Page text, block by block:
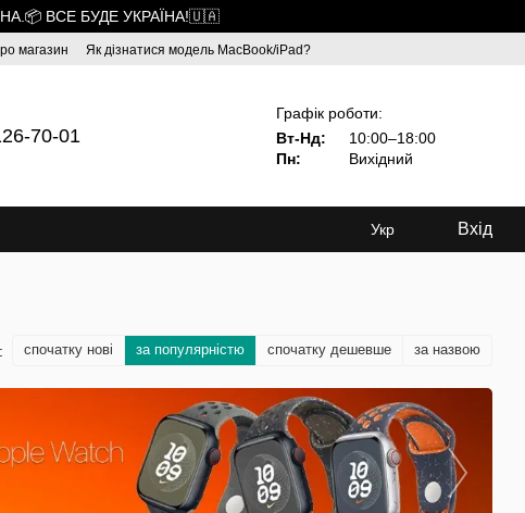
ВСЕ БУДЕ УКРАЇНА!🇺🇦
магазин
Як дізнатися модель MacBook/iPad?
70-01
Графік роботи:
Вт-Нд:
10:00–18:00
Пн:
Вихідний
Укр Вхід
спочатку нові за популярністю спочатку дешевше за назвою